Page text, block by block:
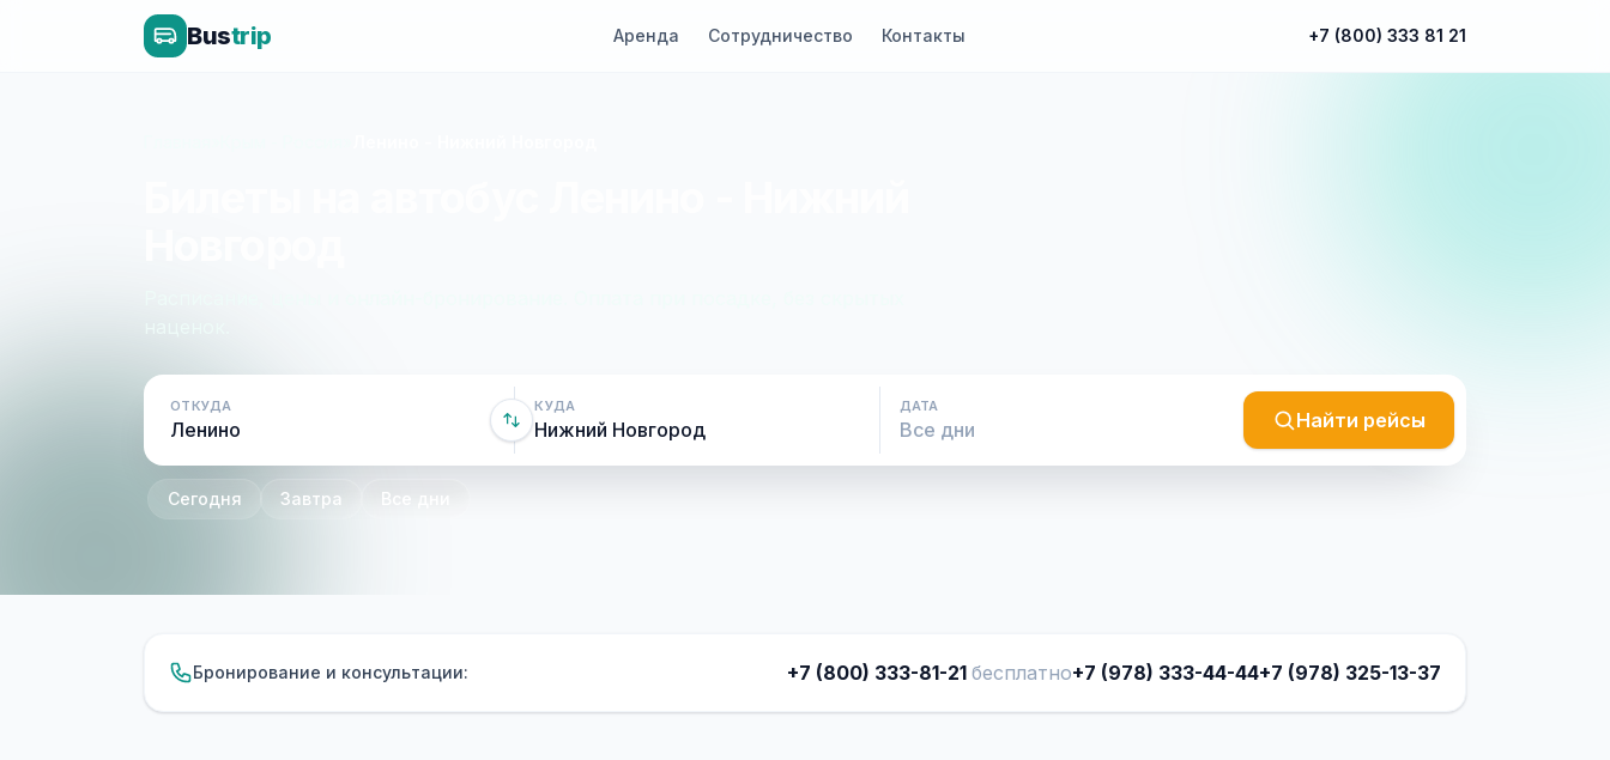
Bustrip Аренда Сотрудничество Контакты +7 (800) 333 81 21
ОТКУДА КУДА ДАТА
Найти рейсы
Сегодня Завтра Все дни
Бронирование и консультации: +7 (800) 333-81-21 бесплатно+7 (978) 333-44-44+7 (978) 325-13-37